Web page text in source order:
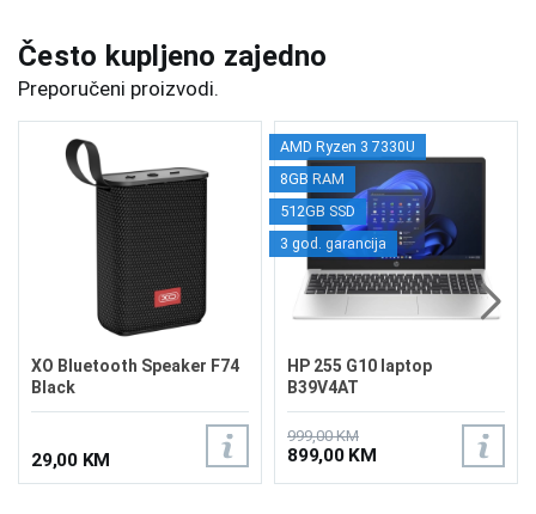
Često kupljeno zajedno
Preporučeni proizvodi.
XO Bluetooth Speaker F74
Black
29,00 KM
AMD Ryzen 3 7330U
8GB RAM
512GB SSD
3 god. garancija
HP 255 G10 laptop
B39V4AT
999,00 KM
899,00 KM